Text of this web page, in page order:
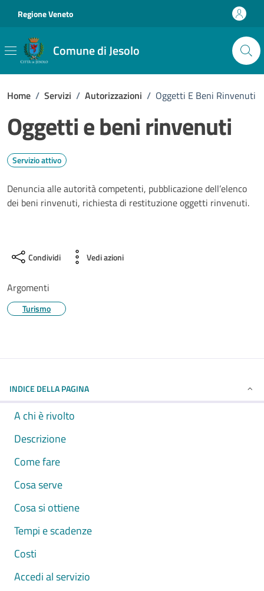
Regione Veneto
Comune di Jesolo
Home / Servizi / Autorizzazioni / Oggetti E Beni Rinvenuti
Oggetti e beni rinvenuti
Servizio attivo
Denuncia alle autorità competenti, pubblicazione dell’elenco
dei beni rinvenuti, richiesta di restituzione oggetti rinvenuti.
Condividi Vedi azioni
Argomenti
Turismo
INDICE DELLA PAGINA
A chi è rivolto
Descrizione
Come fare
Cosa serve
Cosa si ottiene
Tempi e scadenze
Costi
Accedi al servizio